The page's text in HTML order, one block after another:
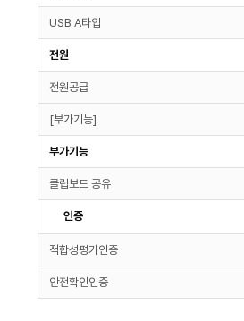
USB A타입
전원
전원공급
[부가기능]
부가기능
클립보드 공유
인증
적합성평가인증
안전확인인증